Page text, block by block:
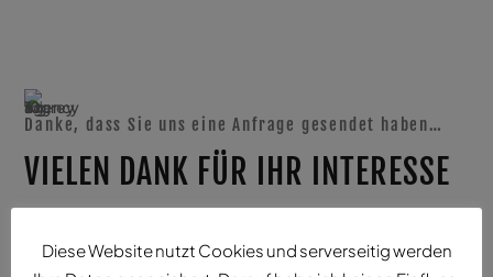
Danke, dass Sie uns eine Anfrage gesendet haben…
VIELEN DANK FÜR IHR INTERESSE
Diese Website nutzt Cookies und serverseitig werden